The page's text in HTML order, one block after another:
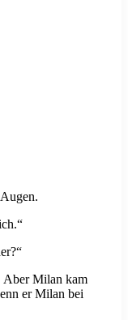
Aber Milan kam
er Milan bei